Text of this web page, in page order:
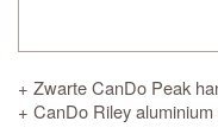
+ Zwarte CanDo Peak
+ CanDo Riley